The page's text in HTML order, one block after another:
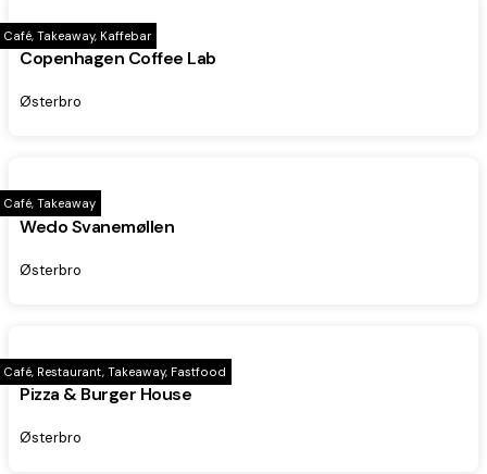
Café, Takeaway, Kaffebar
Copenhagen Coffee Lab
Østerbro
Café, Takeaway
Wedo Svanemøllen
Østerbro
Café, Restaurant, Takeaway, Fastfood
Pizza & Burger House
Østerbro